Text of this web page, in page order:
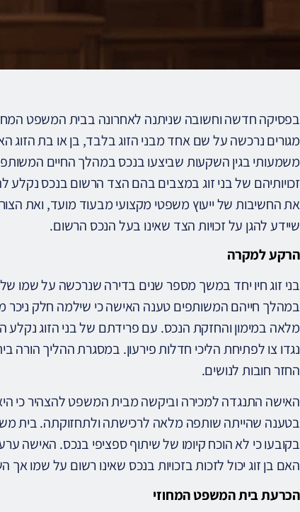
בפסיקה חדשה וחשובה שניתנה לאחרונה בבית המשפט
מגורים נרכשה על שם אחד מבני הזוג בלבד, בן או בת הזוג
משמעותי בגין השקעות שביצעו בנכס במהלך החיים
זכויותיהם של בני זוג במצבים בהם הצד הרשום בנכס נקלע
את החשיבות של ייעוץ משפטי מקצועי מבעוד מועד, ואת
שיידע להגן על זכויות הצד שאינו בעל הנכס הרשום.
הרקע למקרה
בני זוג חיו יחד במשך מספר שנים בדירה שנרכשה על שמו של
במהלך חייהם המשותפים טענה האישה כי שילמה חלק ניכר
נגדו צו לפתיחת הליכי חדלות פירעון. במסגרת ההליך
החזר חובות לנושים.
האישה התנגדה למכירה וביקשה מבית המשפט להצהיר כי
בטענה שהייתה שותפה מלאה לרכישתה ולתחזוקתה. בית
בקובעו כי לא הוכח קיומו של שיתוף ספציפי בנכס.
האם בן זוג יכול לזכות בזכויות בנכס שאינו רשום על שמו אך
הכרעת בית המשפט המחוזי